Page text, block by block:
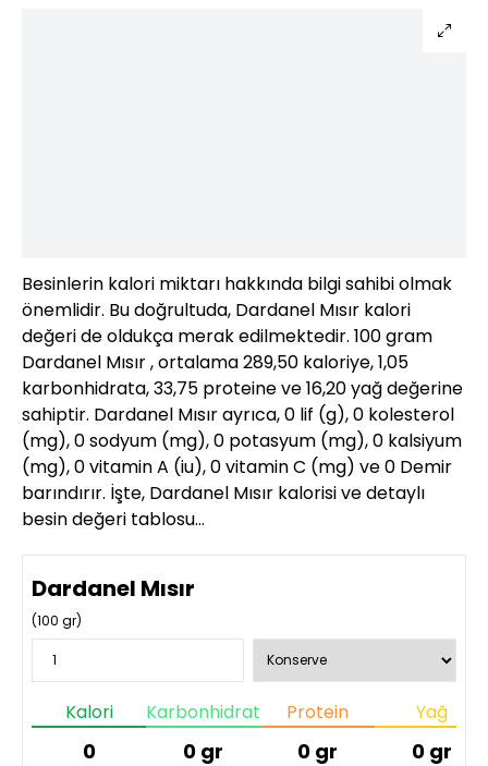
Besinlerin kalori miktarı hakkında bilgi sahibi olmak
önemlidir. Bu doğrultuda, Dardanel Mısır kalori
değeri de oldukça merak edilmektedir. 100 gram
Dardanel Mısır , ortalama 289,50 kaloriye, 1,05
karbonhidrata, 33,75 proteine ve 16,20 yağ değerine
sahiptir. Dardanel Mısır ayrıca, 0 lif (g), 0 kolesterol
(mg), 0 sodyum (mg), 0 potasyum (mg), 0 kalsiyum
(mg), 0 vitamin A (iu), 0 vitamin C (mg) ve 0 Demir
barındırır. İşte, Dardanel Mısır kalorisi ve detaylı
besin değeri tablosu…
Dardanel Mısır
(100 gr)
Kalori
0
Karbonhidrat
0 gr
Protein
0 gr
Yağ
0 gr